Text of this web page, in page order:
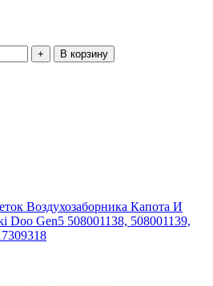
В корзину
Воздухозаборника Капота И
Doo Gen5 508001138, 508001139,